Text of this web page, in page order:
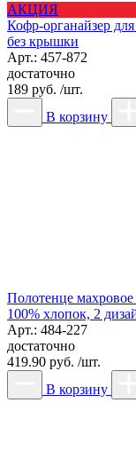
АКЦИЯ
Кофр-органайзер
без крышки
Арт.: 457-872
достаточно
189 руб. /шт.
В корзину
Полотенце
100% хлопок, 2
Арт.: 484-227
достаточно
419.90 руб. /шт.
В корзину